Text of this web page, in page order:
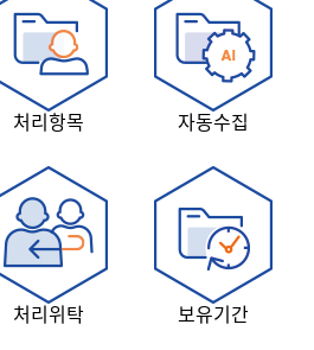
처리항목 자동수집
처리위탁 보유기간